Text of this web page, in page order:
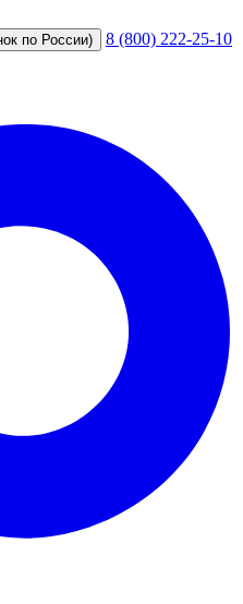
по России) 8 (800) 222-25-10